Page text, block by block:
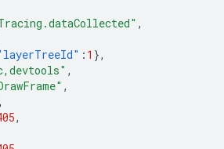
,
: 1 },
,
,
,
,